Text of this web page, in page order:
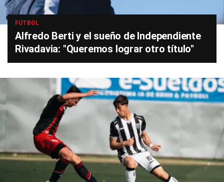
FÚTBOL
Alfredo Berti y el sueño de Independiente
Rivadavia: "Queremos lograr otro título"